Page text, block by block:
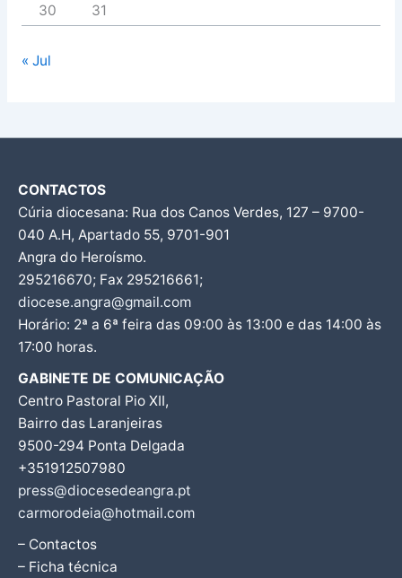
30
31
« Jul
CONTACTOS
Cúria diocesana: Rua dos Canos Verdes, 127 – 9700-
040 A.H, Apartado 55, 9701-901
Angra do Heroísmo.
295216670; Fax 295216661;
diocese.angra@gmail.com
Horário: 2ª a 6ª feira das 09:00 às 13:00 e das 14:00 às
17:00 horas.
GABINETE DE COMUNICAÇÃO
Centro Pastoral Pio XII,
Bairro das Laranjeiras
9500-294 Ponta Delgada
+351912507980
press@diocesedeangra.pt
carmorodeia@hotmail.com
– Contactos
– Ficha técnica